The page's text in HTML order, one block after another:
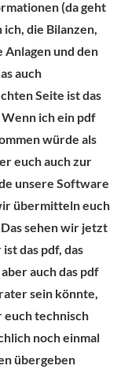
(da geht
die Bilanzen,
und den
auch
Seite ist das
ich ein pdf
würde als
euch auch zur
unsere Software
übermitteln euch
sehen wir jetzt
das pdf, das
auch das pdf
sein könnte,
euch technisch
noch einmal
übergeben